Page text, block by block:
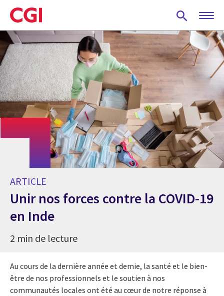
Skip
to
main
content
ARTICLE
Unir nos forces contre la COVID-19
en Inde
2 min de lecture
Au cours de la dernière année et demie, la santé et le bien-
être de nos professionnels et le soutien à nos
communautés locales ont été au cœur de notre réponse à